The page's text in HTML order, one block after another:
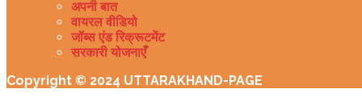
अपनी बात
वायरल वीडियो
जॉब्स एंड रिक्रूटमेंट
सरकारी योजनाएँ
Copyright © 2024 UTTARAKHAND-PAGE